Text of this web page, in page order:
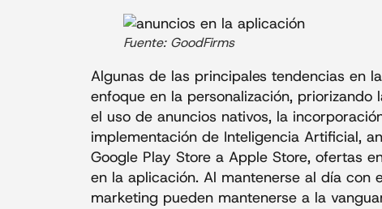
Fuente: GoodFirms
Algunas de las principales tendencias en
enfoque en la personalización,
el uso de anuncios nativos, la
implementación de Inteligencia Artificial,
Google Play Store a Apple Store, ofertas
en la aplicación. Al mantenerse al día con
marketing pueden mantenerse a la